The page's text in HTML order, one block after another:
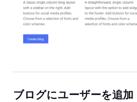
ブログにユーザーを追加